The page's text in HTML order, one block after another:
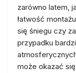
zarówno latem,
łatwość
się śniegu czy
przypadku
może okazać